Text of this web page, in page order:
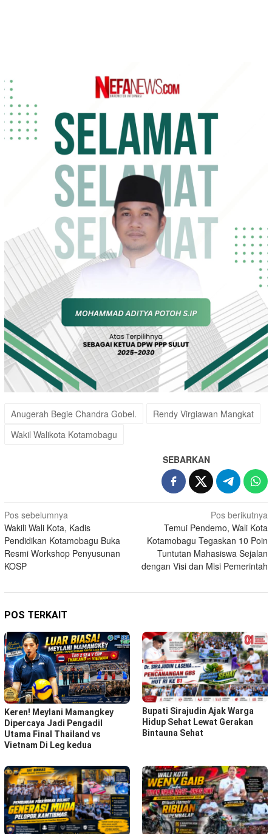
Anugerah Begie Chandra Gobel.
Rendy Virgiawan Mangkat
Wakil Walikota Kotamobagu
SEBARKAN
Navigasi
pos
Pos sebelumnya
Wakili Wali Kota, Kadis
Pendidikan Kotamobagu Buka
Resmi Workshop Penyusunan
KOSP
Pos berikutnya
Temui Pendemo, Wali Kota
Kotamobagu Tegaskan 10 Poin
Tuntutan Mahasiswa Sejalan
dengan Visi dan Misi Pemerintah
POS TERKAIT
Keren! Meylani Mamangkey
Dipercaya Jadi Pengadil
Utama Final Thailand vs
Vietnam Di Leg kedua
Bupati Sirajudin Ajak Warga
Hidup Sehat Lewat Gerakan
Bintauna Sehat